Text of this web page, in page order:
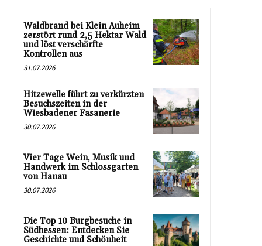
Waldbrand bei Klein Auheim
zerstört rund 2,5 Hektar Wald
und löst verschärfte
Kontrollen aus
31.07.2026
Hitzewelle führt zu verkürzten
Besuchszeiten in der
Wiesbadener Fasanerie
30.07.2026
Vier Tage Wein, Musik und
Handwerk im Schlossgarten
von Hanau
30.07.2026
Die Top 10 Burgbesuche in
Südhessen: Entdecken Sie
Geschichte und Schönheit